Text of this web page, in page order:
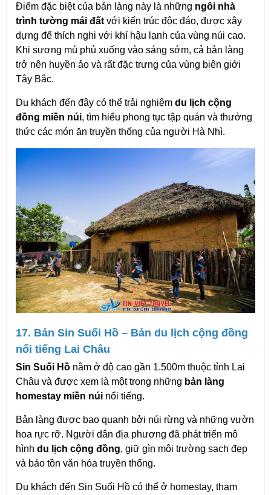
Điểm đặc biệt của bản làng này là những ngôi nhà
trình tường mái đất với kiến trúc độc đáo, được xây
dựng để thích nghi với khí hậu lạnh của vùng núi cao.
Khi sương mù phủ xuống vào sáng sớm, cả bản làng
trở nên huyền ảo và rất đặc trưng của vùng biên giới
Tây Bắc.
Du khách đến đây có thể trải nghiệm du lịch cộng
đồng miền núi, tìm hiểu phong tục tập quán và thưởng
thức các món ăn truyền thống của người Hà Nhì.
17. Bản Sin Suối Hồ – Bản du lịch cộng đồng
nổi tiếng Lai Châu
Sin Suối Hồ nằm ở độ cao gần 1.500m thuộc tỉnh Lai
Châu và được xem là một trong những bản làng
homestay miền núi nổi tiếng.
Bản làng được bao quanh bởi núi rừng và những vườn
hoa rực rỡ. Người dân địa phương đã phát triển mô
hình du lịch cộng đồng, giữ gìn môi trường sạch đẹp
và bảo tồn văn hóa truyền thống.
Du khách đến Sin Suối Hồ có thể ở homestay, tham